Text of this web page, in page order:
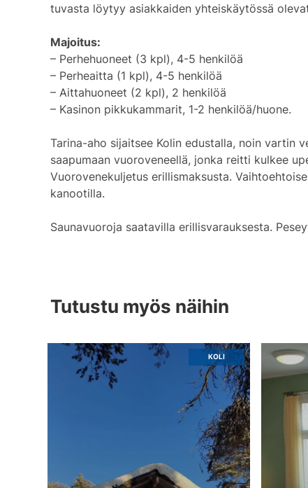
tuvasta löytyy asiakkaiden yhteiskäytössä
Majoitus:
– Perhehuoneet (3 kpl), 4-5 henkilöä
– Perheaitta (1 kpl), 4-5 henkilöä
– Aittahuoneet (2 kpl), 2 henkilöä
– Kasinon pikkukammarit, 1-2 henkilöä/huone.
Tarina-aho sijaitsee Kolin edustalla, noin vartin
saapumaan vuoroveneellä, jonka reitti kulkee
Vuorovenekuljetus erillismaksusta.
kanootilla.
Saunavuoroja saatavilla erillisvarauksesta.
Tutustu myös näihin
KOLI